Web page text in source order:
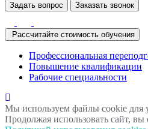
Задать вопрос Заказать звонок
Рассчитайте стоимость обучения
Профессиональная
Повышение квалификации
Рабочие специальности
Мы используем файлы cookie для
Продолжая использовать сайт, вы